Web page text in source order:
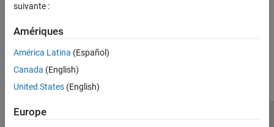
suivante :
Amériques
América Latina (Español)
Canada (English)
United States (English)
Europe